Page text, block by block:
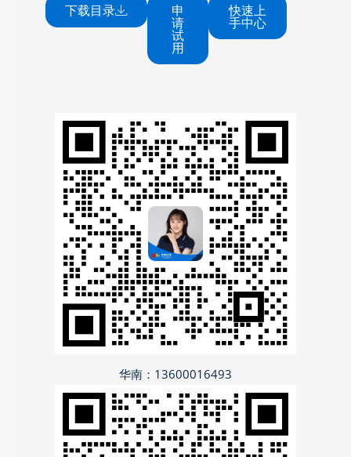
下载目录 申
请
试
用
快速上
手中心
华南：13600016493